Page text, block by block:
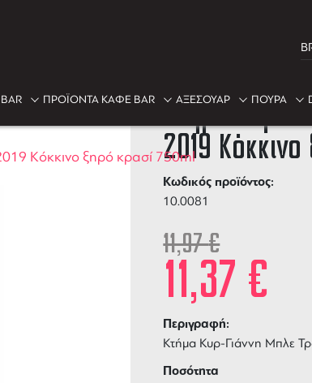
ΠΡΟΪΟΝΤΑ ΚΑΦΕ BAR ΑΞΕΣΟΥΑΡ ΠΟΥΡΑ
Κόκκινο ξηρό κρασί 750ml
Κτήμα Κυρ-
2019
Κωδικός προϊόντος:
10.0081
11,97€
11,37 €
Περιγραφή:
Κτήμα Κυρ-Γιάννη Μπλε
Ποσότητα